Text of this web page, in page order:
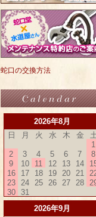
蛇口の交換方法
2026年8月
日
月 火 水 木 金
1
2
3 4 5 6 7
8
9
10 11 12 13 14
16
17 18 19 20 21
23
24 25 26 27 28
30
31
2026年9月